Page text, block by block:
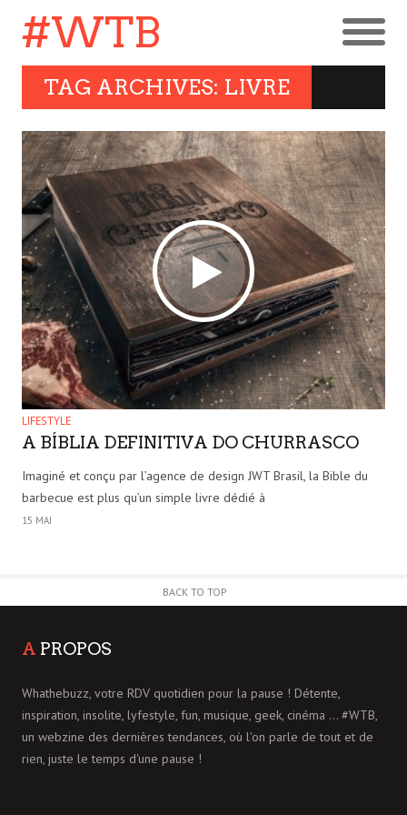
#WTB
TAG ARCHIVES: LIVRE
LIFESTYLE
A BÍBLIA DEFINITIVA DO CHURRASCO
Imaginé et conçu par l’agence de design JWT Brasil, la Bible du
barbecue est plus qu’un simple livre dédié à
15 MAI
BACK TO TOP
A PROPOS
Whathebuzz, votre RDV quotidien pour la pause ! Détente,
inspiration, insolite, lyfestyle, fun, musique, geek, cinéma ... #WTB,
un webzine des dernières tendances, où l'on parle de tout et de
rien, juste le temps d'une pause !